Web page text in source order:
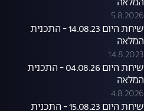
המלאה
5.8.2026
שיחת היום 14.08.23 - התכנית
המלאה
14.8.2023
שיחת היום 04.08.26 - התכנית
המלאה
4.8.2026
שיחת היום 15.08.23 - התכנית